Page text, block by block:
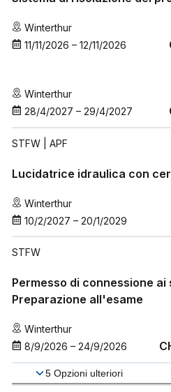
Winterthur
11/11/2026 – 12/11/2026
Winterthur
28/4/2027 – 29/4/2027
STFW | APF
Lucidatrice idraulica con
Winterthur
10/2/2027 – 20/1/2029
STFW
Permesso di connessione ai
Preparazione all'esame
Winterthur
8/9/2026 – 24/9/2026
5 Opzioni ulteriori